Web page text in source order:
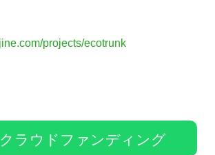
projects/ecotrunk
ラウドファンディング